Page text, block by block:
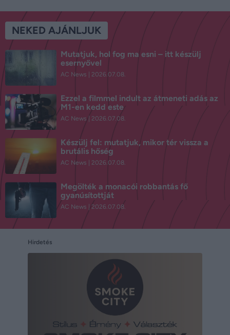
NEKED AJÁNLJUK
Mutatjuk, hol fog ma esni – itt készülj
esernyővel
AC News 2026.07.08.
Ezzel a filmmel indult az átmeneti adás az
M1-en kedd este
AC News 2026.07.08.
Készülj fel: mutatjuk, mikor tér vissza a
brutális hőség
AC News 2026.07.08.
Megölték a monacói robbantás fő
gyanúsítottját
AC News 2026.07.08.
Hirdetés